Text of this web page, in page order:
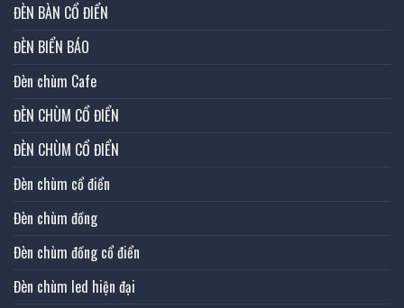
ĐÈN BÀN CỔ ĐIỂN
ĐÈN BIỂN BÁO
Đèn chùm Cafe
ĐÈN CHÙM CỔ ĐIỂN
ĐÈN CHÙM CỔ ĐIỂN
Đèn chùm cổ điển
Đèn chùm đồng
Đèn chùm đồng cổ điển
Đèn chùm led hiện đại